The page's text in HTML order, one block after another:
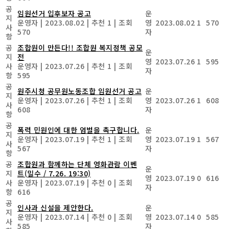
공
지
사
항
임원선거 입후보자 공고
운영자 | 2023.08.02 | 추천 1 | 조회
570
운
영
자
2023.08.02 1 570
공
지
사
항
조합원이 만든다!! 조합원 복지정책 공모
전
운영자 | 2023.07.26 | 추천 1 | 조회
595
운
영
자
2023.07.26 1 595
공
지
사
항
원주시청 공무원노동조합 임원선거 공고
운영자 | 2023.07.26 | 추천 1 | 조회
608
운
영
자
2023.07.26 1 608
공
지
사
항
폭력 민원인에 대한 엄벌을 촉구합니다.
운영자 | 2023.07.19 | 추천 1 | 조회
567
운
영
자
2023.07.19 1 567
공
지
사
항
조합원과 함께하는 단체 영화관람 이벤
트(밀수 / 7.26. 19:30)
운영자 | 2023.07.19 | 추천 0 | 조회
616
운
영
자
2023.07.19 0 616
공
지
사
인사과 신설을 제안한다.
운영자 | 2023.07.14 | 추천 0 | 조회
585
운
영
자
2023.07.14 0 585